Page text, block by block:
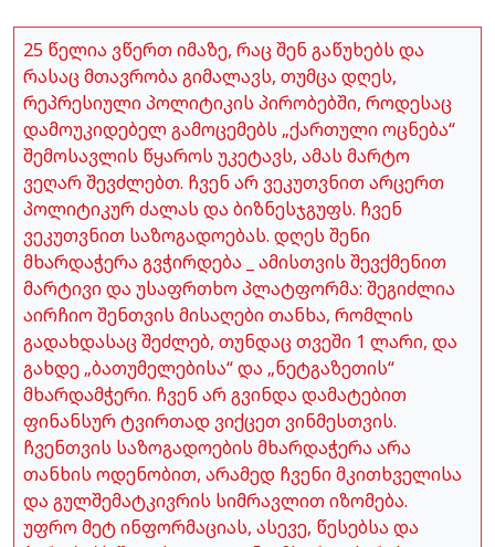
25 წელია ვწერთ იმაზე, რაც შენ გაწუხებს და
რასაც მთავრობა გიმალავს, თუმცა დღეს,
რეპრესიული პოლიტიკის პირობებში, როდესაც
დამოუკიდებელ გამოცემებს „ქართული ოცნება“
შემოსავლის წყაროს უკეტავს, ამას მარტო
ვეღარ შევძლებთ. ჩვენ არ ვეკუთვნით არცერთ
პოლიტიკურ ძალას და ბიზნესჯგუფს. ჩვენ
ვეკუთვნით საზოგადოებას. დღეს შენი
მხარდაჭერა გვჭირდება _ ამისთვის შევქმენით
მარტივი და უსაფრთხო პლატფორმა: შეგიძლია
აირჩიო შენთვის მისაღები თანხა, რომლის
გადახდასაც შეძლებ, თუნდაც თვეში 1 ლარი, და
გახდე „ბათუმელებისა“ და „ნეტგაზეთის“
მხარდამჭერი. ჩვენ არ გვინდა დამატებით
ფინანსურ ტვირთად ვიქცეთ ვინმესთვის.
ჩვენთვის საზოგადოების მხარდაჭერა არა
თანხის ოდენობით, არამედ ჩვენი მკითხველისა
და გულშემატკივრის სიმრავლით იზომება.
უფრო მეტ ინფორმაციას, ასევე, წესებსა და